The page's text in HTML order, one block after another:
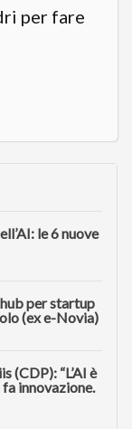
per fare
le 6 nuove
per startup
(ex e-Novia)
(CDP): “L’AI è
innovazione.